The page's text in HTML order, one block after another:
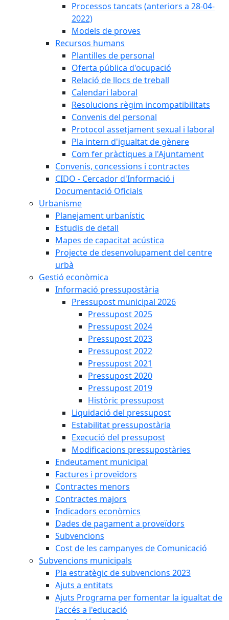
Processos tancats (anteriors a 28-04-
2022)
Models de proves
Recursos humans
Plantilles de personal
Oferta pública d'ocupació
Relació de llocs de treball
Calendari laboral
Resolucions règim incompatibilitats
Convenis del personal
Protocol assetjament sexual i laboral
Pla intern d'igualtat de gènere
Com fer pràctiques a l'Ajuntament
Convenis, concessions i contractes
CIDO - Cercador d'Informació i
Documentació Oficials
Urbanisme
Planejament urbanístic
Estudis de detall
Mapes de capacitat acústica
Projecte de desenvolupament del centre
urbà
Gestió econòmica
Informació pressupostària
Pressupost municipal 2026
Pressupost 2025
Pressupost 2024
Pressupost 2023
Pressupost 2022
Pressupost 2021
Pressupost 2020
Pressupost 2019
Històric pressupost
Liquidació del pressupost
Estabilitat pressupostària
Execució del pressupost
Modificacions pressupostàries
Endeutament municipal
Factures i proveïdors
Contractes menors
Contractes majors
Indicadors econòmics
Dades de pagament a proveïdors
Subvencions
Cost de les campanyes de Comunicació
Subvencions municipals
Pla estratègic de subvencions 2023
Ajuts a entitats
Ajuts Programa per fomentar la igualtat de
l'accés a l'educació